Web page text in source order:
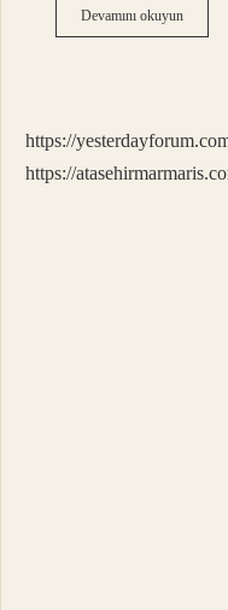
Devamını okuyunKuranı
Kerimde
https://
https://